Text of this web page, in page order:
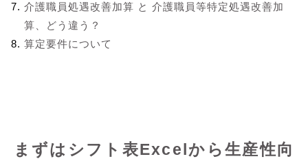
介護職員処遇改善加算 と 介護職員等特定処遇改善加
算、どう違う？
算定要件について
まずはシフト表Excelから生産性向